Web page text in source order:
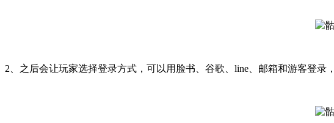
2、之后会让玩家选择登录方式，可以用脸书、谷歌、line、邮箱和游客登录